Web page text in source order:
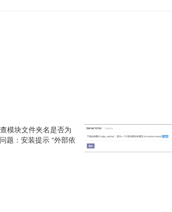
模块文件夹名是否为
题：安装提示 “外部依